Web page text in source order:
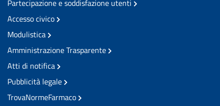
Partecipazione e soddisfazione utenti
Accesso civico
Modulistica
Amministrazione Trasparente
Atti di notifica
Pubblicità legale
TrovaNormeFarmaco